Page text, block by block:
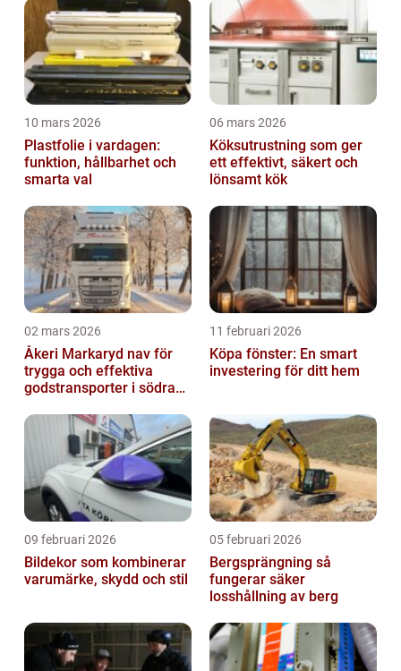
10 mars 2026
Plastfolie i vardagen:
funktion, hållbarhet och
smarta val
06 mars 2026
Köksutrustning som ger
ett effektivt, säkert och
lönsamt kök
02 mars 2026
Åkeri Markaryd nav för
trygga och effektiva
godstransporter i södra
11 februari 2026
Köpa fönster: En smart
investering för ditt hem
09 februari 2026
Bildekor som kombinerar
varumärke, skydd och stil
05 februari 2026
Bergsprängning så
fungerar säker
losshållning av berg